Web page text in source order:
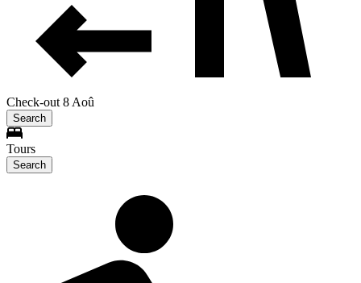
Check-out 8 Aoû
Search
Tours
Search